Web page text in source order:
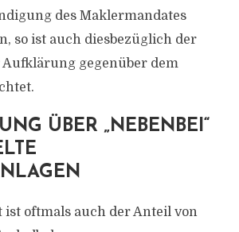
des Maklermandates
so ist auch diesbezüglich der
gegenüber dem
ÜBER „NEBENBEI“
ist oftmals auch der Anteil von